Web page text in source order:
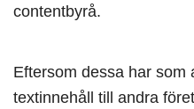
contentbyrå.
Eftersom dessa har som
textinnehåll till andra